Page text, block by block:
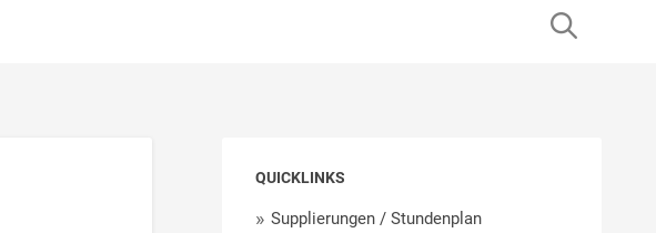
QUICKLINKS
Supplierungen / Stundenplan